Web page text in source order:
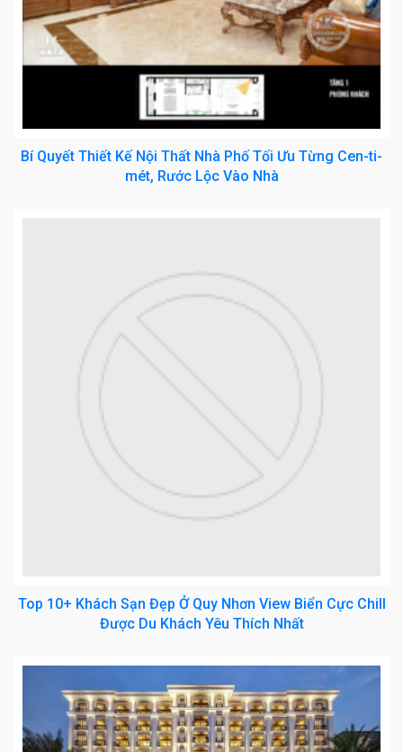
Bí Quyết Thiết Kế Nội Thất Nhà Phố Tối Ưu Từng Cen-ti-
mét, Rước Lộc Vào Nhà
Top 10+ Khách Sạn Đẹp Ở Quy Nhơn View Biển Cực Chill
Được Du Khách Yêu Thích Nhất